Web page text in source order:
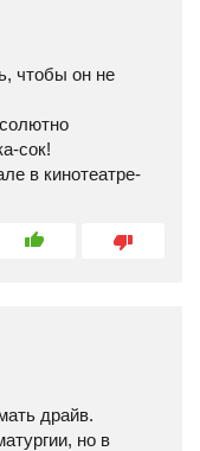
чтобы он не
сок!
в кинотеатре-
драйв.
но в